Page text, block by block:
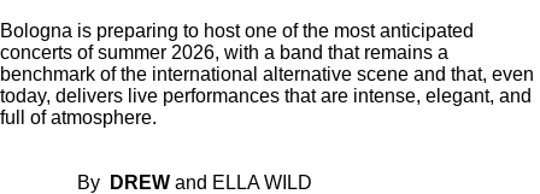
Bologna is preparing to host one of the most anticipated
concerts of summer 2026, with a band that remains a
benchmark of the international alternative scene and that, even
today, delivers live performances that are intense, elegant, and
full of atmosphere.
By DREW and ELLA WILD